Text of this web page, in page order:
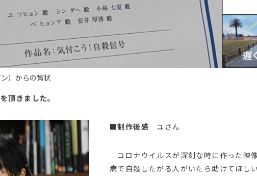
）からの賞状
頂きました。
■制作後感 ユさん
コロナウイルスが深刻な時に作った映
病で自殺したがる人がいたら助けてほし